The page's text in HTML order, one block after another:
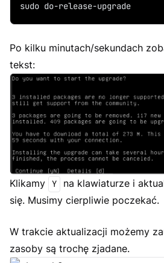
sudo do-release-upgrade
Po kilku minutach/sekundach
tekst:
Klikamy Y
na klawiaturze i
się. Musimy cierpliwie poczekać.
W trakcie aktualizacji możemy
zasoby są trochę zjadane.